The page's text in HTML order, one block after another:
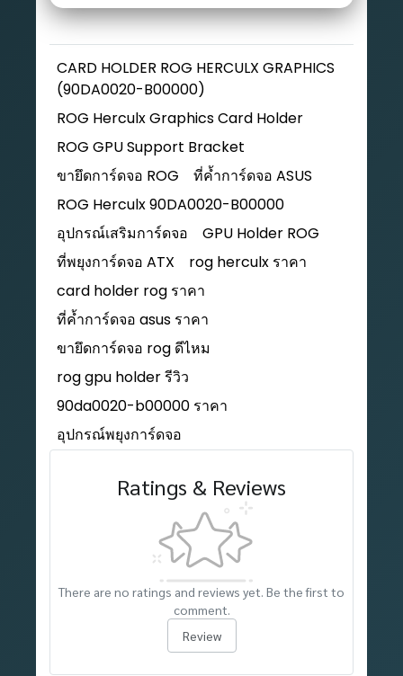
CARD HOLDER ROG HERCULX GRAPHICS
(90DA0020-B00000)
ROG Herculx Graphics Card Holder
ROG GPU Support Bracket
ขายึดการ์ดจอ ROG
ที่ค้ำการ์ดจอ ASUS
ROG Herculx 90DA0020-B00000
อุปกรณ์เสริมการ์ดจอ
GPU Holder ROG
ที่พยุงการ์ดจอ ATX
rog herculx ราคา
card holder rog ราคา
ที่ค้ำการ์ดจอ asus ราคา
ขายึดการ์ดจอ rog ดีไหม
rog gpu holder รีวิว
90da0020-b00000 ราคา
อุปกรณ์พยุงการ์ดจอ
Ratings & Reviews
There are no ratings and reviews yet. Be the first to
comment.
Review